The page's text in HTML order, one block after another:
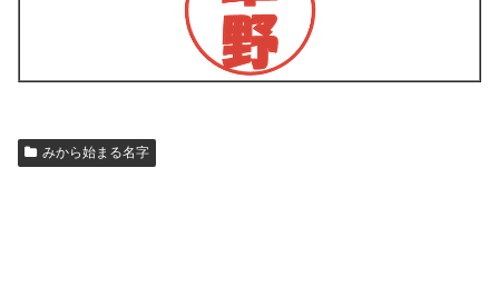
みから始まる名字